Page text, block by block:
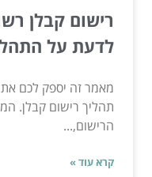
רישום קבלן
לדעת על
מאמר זה יספק לכם
תהליך רישום קבלן.
הרישום,...
קרא עוד »